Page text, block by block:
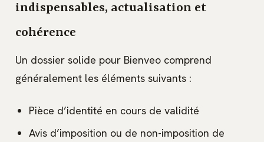
indispensables, actualisation et
cohérence
Un dossier solide pour Bienveo comprend
généralement les éléments suivants :
Pièce d’identité en cours de validité
Avis d’imposition ou de non-imposition de